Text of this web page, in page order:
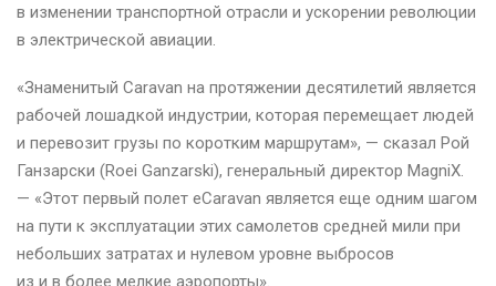
в изменении транспортной отрасли и ускорении революции
в электрической авиации.
«Знаменитый Caravan на протяжении десятилетий является
рабочей лошадкой индустрии, которая перемещает людей
и перевозит грузы по коротким маршрутам», — сказал Рой
Ганзарски (Roei Ganzarski), генеральный директор MagniX.
— «Этот первый полет eCaravan является еще одним шагом
на пути к эксплуатации этих самолетов средней мили при
небольших затратах и нулевом уровне выбросов
из и в более мелкие аэропорты».